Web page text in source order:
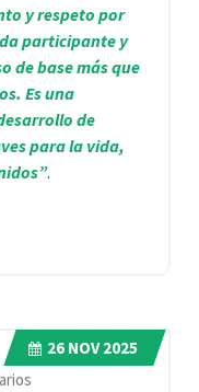
y respeto por
participante y
de base más que
Es una
de
para la vida,
.
26 NOV 2025